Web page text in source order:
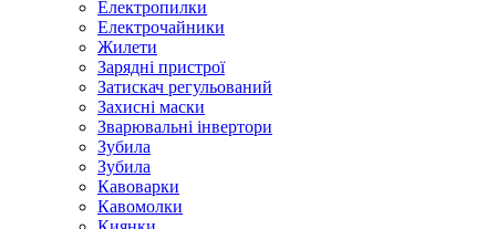
Електропилки
Електрочайники
Жилети
Зарядні пристрої
Затискач регульований
Захисні маски
Зварювальні інвертори
Зубила
Зубила
Кавоварки
Кавомолки